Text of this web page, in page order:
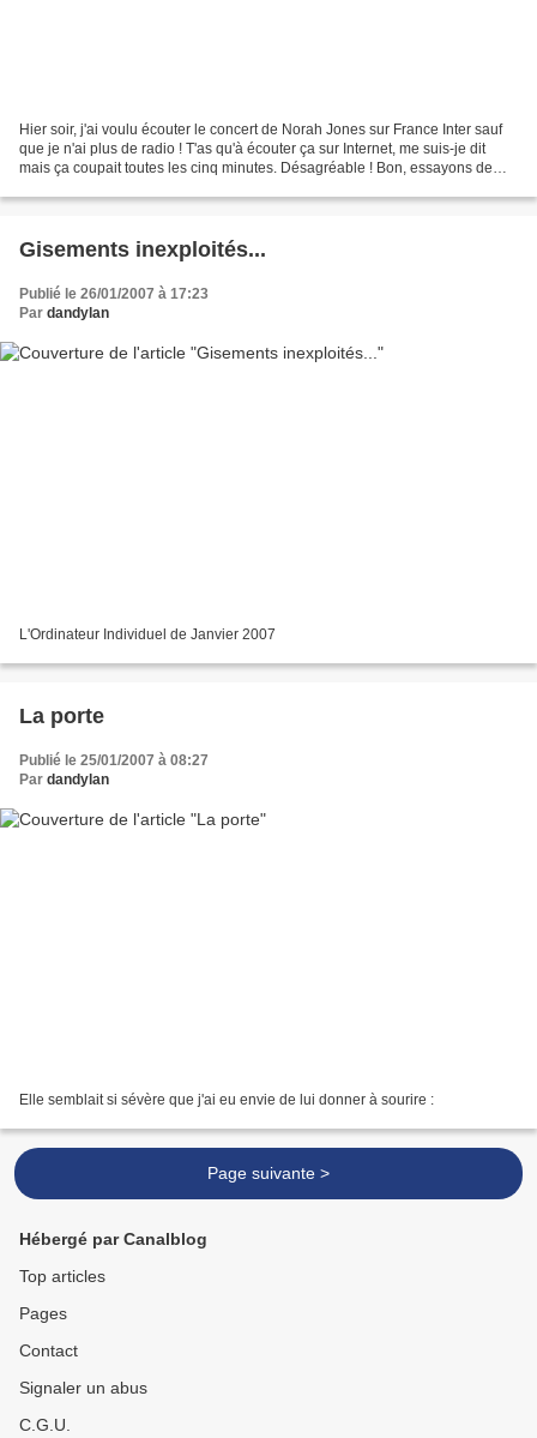
Hier soir, j'ai voulu écouter le concert de Norah Jones sur France Inter sauf
que je n'ai plus de radio ! T'as qu'à écouter ça sur Internet, me suis-je dit
mais ça coupait toutes les cinq minutes. Désagréable ! Bon, essayons de
Gisements inexploités...
Publié le 26/01/2007 à 17:23
Par dandylan
L'Ordinateur Individuel de Janvier 2007
La porte
Publié le 25/01/2007 à 08:27
Par dandylan
Elle semblait si sévère que j'ai eu envie de lui donner à sourire :
Page suivante >
Hébergé par Canalblog
Top articles
Pages
Contact
Signaler un abus
C.G.U.